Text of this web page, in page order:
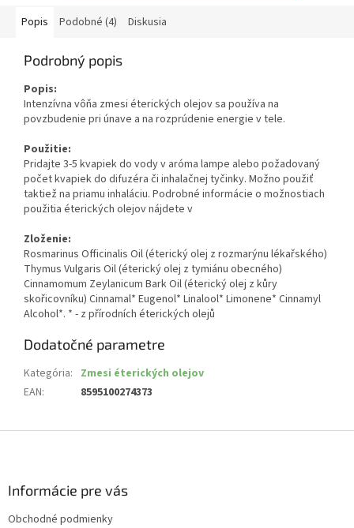
Popis Podobné (4) Diskusia
Podrobný popis
Popis:
Intenzívna vôňa zmesi éterických olejov sa používa na
povzbudenie pri únave a na rozprúdenie energie v tele.
Použitie:
Pridajte 3-5 kvapiek do vody v aróma lampe alebo požadovaný
počet kvapiek do difuzéra či inhalačnej tyčinky. Možno použiť
taktiež na priamu inhaláciu. Podrobné informácie o možnostiach
použitia éterických olejov nájdete v
Zloženie:
Rosmarinus Officinalis Oil (éterický olej z rozmarýnu lékařského)
Thymus Vulgaris Oil (éterický olej z tymiánu obecného)
Cinnamomum Zeylanicum Bark Oil (éterický olej z kůry
skořicovníku) Cinnamal* Eugenol* Linalool* Limonene* Cinnamyl
Alcohol*. * - z přírodních éterických olejů
Dodatočné parametre
Kategória: Zmesi éterických olejov
EAN: 8595100274373
Informácie pre vás
Obchodné podmienky